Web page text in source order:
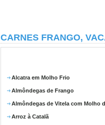
CARNES FRANGO,
Alcatra em Molho Frio
Almôndegas de Frango
Almôndegas de Vitela com Molho
Arroz à Catalã